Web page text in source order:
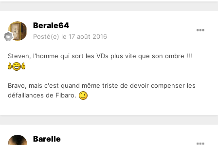
Berale64
Posté(e) le 17 août 2016
Steven, l'homme qui sort les VDs plus vite que son ombre !!!
Bravo, mais c'est quand même triste de devoir compenser les
défaillances de Fibaro.
Barelle